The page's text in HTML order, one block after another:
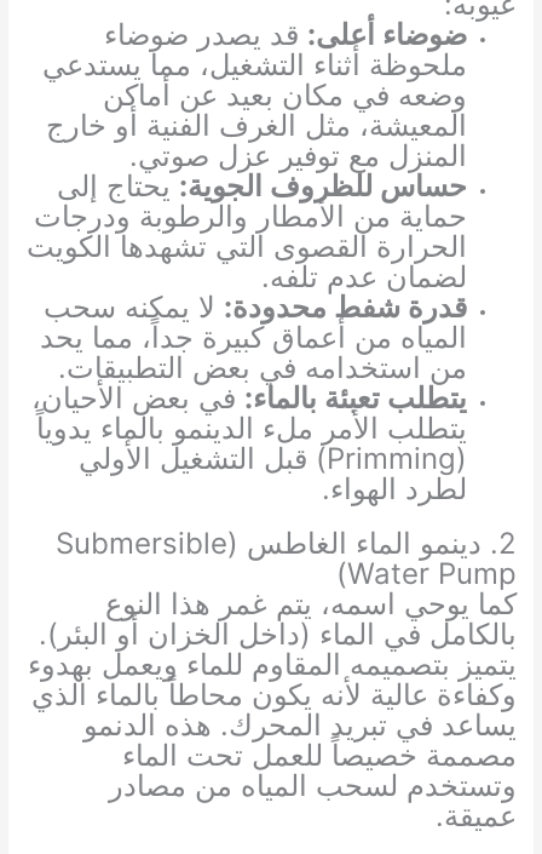
ضوضاء أعلى: قد يصدر ضوضاء
ملحوظة أثناء التشغيل، مما يستدعي
وضعه في مكان بعيد عن أماكن
المعيشة، مثل الغرف الفنية أو خارج
المنزل مع توفير عزل صوتي.
حساس للظروف الجوية: يحتاج إلى
حماية من الأمطار والرطوبة ودرجات
الحرارة القصوى التي تشهدها الكويت
لضمان عدم تلفه.
قدرة شفط محدودة: لا يمكنه سحب
المياه من أعماق كبيرة جداً، مما يحد
من استخدامه في بعض التطبيقات.
يتطلب تعبئة بالماء: في بعض الأحيان،
يتطلب الأمر ملء الدينمو بالماء يدوياً
(Primming) قبل التشغيل الأولي
لطرد الهواء.
2. دينمو الماء الغاطس (Submersible
Water Pump)
كما يوحي اسمه، يتم غمر هذا النوع
بالكامل في الماء (داخل الخزان أو البئر).
يتميز بتصميمه المقاوم للماء ويعمل بهدوء
وكفاءة عالية لأنه يكون محاطاً بالماء الذي
يساعد في تبريد المحرك. هذه الدنمو
مصممة خصيصاً للعمل تحت الماء
وتستخدم لسحب المياه من مصادر
عميقة.